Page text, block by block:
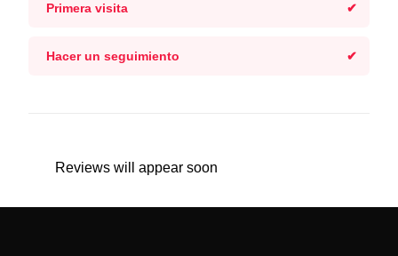
Primera visita
Hacer un seguimiento
Reviews will appear soon